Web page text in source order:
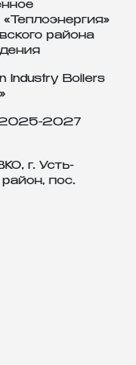
района
Industry Boilers
2027
г. Усть-
район, пос.